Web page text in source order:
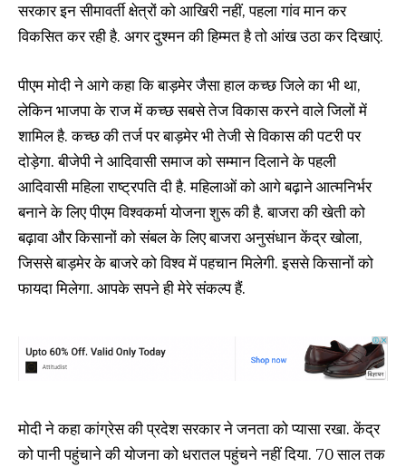
सरकार इन सीमावर्ती क्षेत्रों को आखिरी नहीं, पहला गांव मान कर
विकसित कर रही है. अगर दुश्मन की हिम्मत है तो आंख उठा कर दिखाएं.
पीएम मोदी ने आगे कहा कि बाड़मेर जैसा हाल कच्छ जिले का भी था,
लेकिन भाजपा के राज में कच्छ सबसे तेज विकास करने वाले जिलों में
शामिल है. कच्छ की तर्ज पर बाड़मेर भी तेजी से विकास की पटरी पर
दोड़ेगा. बीजेपी ने आदिवासी समाज को सम्मान दिलाने के पहली
आदिवासी महिला राष्ट्रपति दी है. महिलाओं को आगे बढ़ाने आत्मनिर्भर
बनाने के लिए पीएम विश्वकर्मा योजना शुरू की है. बाजरा की खेती को
बढ़ावा और किसानों को संबल के लिए बाजरा अनुसंधान केंद्र खोला,
जिससे बाड़मेर के बाजरे को विश्व में पहचान मिलेगी. इससे किसानों को
फायदा मिलेगा. आपके सपने ही मेरे संकल्प हैं.
मोदी ने कहा कांग्रेस की प्रदेश सरकार ने जनता को प्यासा रखा. केंद्र
को पानी पहुंचाने की योजना को धरातल पहुंचने नहीं दिया. 70 साल तक